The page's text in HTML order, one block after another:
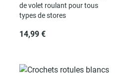
de volet roulant pour tous
types de stores
14,99 €